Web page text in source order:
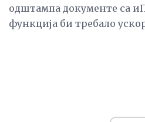
одштампа документе са
функција би требало